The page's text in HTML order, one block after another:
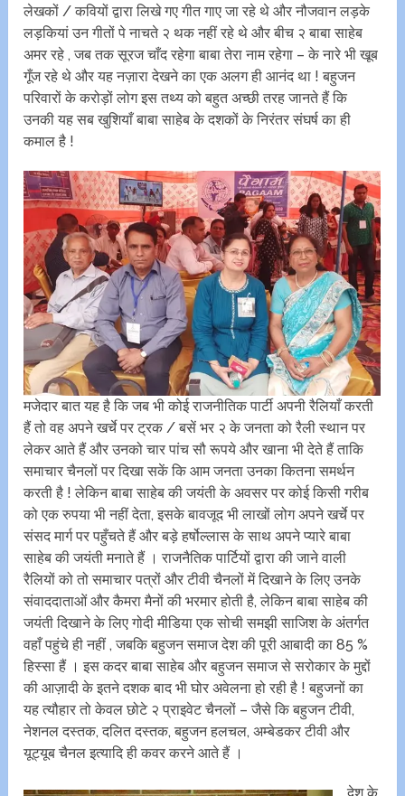
लेखकों / कवियों द्वारा लिखे गए गीत गाए जा रहे थे और नौजवान लड़के
लड़कियां उन गीतों पे नाचते २ थक नहीं रहे थे और बीच २ बाबा साहेब
अमर रहे , जब तक सूरज चाँद रहेगा बाबा तेरा नाम रहेगा – के नारे भी खूब
गूँज रहे थे और यह नज़ारा देखने का एक अलग ही आनंद था ! बहुजन
परिवारों के करोड़ों लोग इस तथ्य को बहुत अच्छी तरह जानते हैं कि
उनकी यह सब खुशियाँ बाबा साहेब के दशकों के निरंतर संघर्ष का ही
कमाल है !
मजेदार बात यह है कि जब भी कोई राजनीतिक पार्टी अपनी रैलियाँ करती
हैं तो वह अपने खर्चे पर ट्रक / बसें भर २ के जनता को रैली स्थान पर
लेकर आते हैं और उनको चार पांच सौ रूपये और खाना भी देते हैं ताकि
समाचार चैनलों पर दिखा सकें कि आम जनता उनका कितना समर्थन
करती है ! लेकिन बाबा साहेब की जयंती के अवसर पर कोई किसी गरीब
को एक रुपया भी नहीं देता, इसके बावजूद भी लाखों लोग अपने खर्चे पर
संसद मार्ग पर पहुँचते हैं और बड़े हर्षोल्लास के साथ अपने प्यारे बाबा
साहेब की जयंती मनाते हैं । राजनैतिक पार्टियों द्वारा की जाने वाली
रैलियों को तो समाचार पत्रों और टीवी चैनलों में दिखाने के लिए उनके
संवाददाताओं और कैमरा मैनों की भरमार होती है, लेकिन बाबा साहेब की
जयंती दिखाने के लिए गोदी मीडिया एक सोची समझी साजिश के अंतर्गत
वहाँ पहुंचे ही नहीं , जबकि बहुजन समाज देश की पूरी आबादी का 85 %
हिस्सा हैं । इस कदर बाबा साहेब और बहुजन समाज से सरोकार के मुद्दों
की आज़ादी के इतने दशक बाद भी घोर अवेलना हो रही है ! बहुजनों का
यह त्यौहार तो केवल छोटे २ प्राइवेट चैनलों – जैसे कि बहुजन टीवी,
नेशनल दस्तक, दलित दस्तक, बहुजन हलचल, अम्बेडकर टीवी और
यूट्यूब चैनल इत्यादि ही कवर करने आते हैं ।